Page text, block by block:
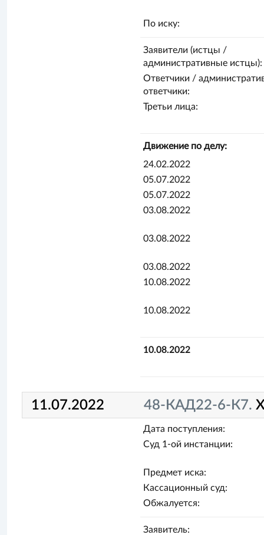
По иску:
Заявители (истцы /
административные истцы):
Ответчики /
ответчики:
Третьи лица:
Движение по делу:
24.02.2022
05.07.2022
05.07.2022
03.08.2022
03.08.2022
03.08.2022
10.08.2022
10.08.2022
10.08.2022
11.07.2022 48-КАД22-6-К7.
Дата поступления:
Суд 1-ой инстанции:
Предмет иска:
Кассационный суд:
Обжалуется:
Заявитель: